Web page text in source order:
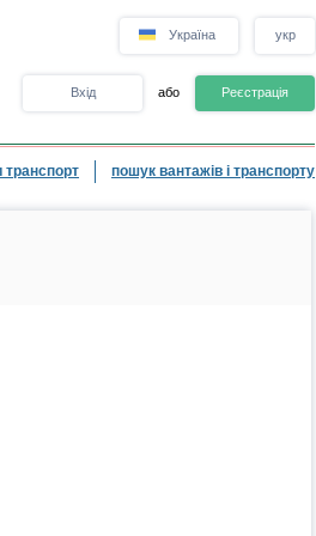
Україна укр
Вхід або Реєстрація
транспорт пошук вантажів і транспорту